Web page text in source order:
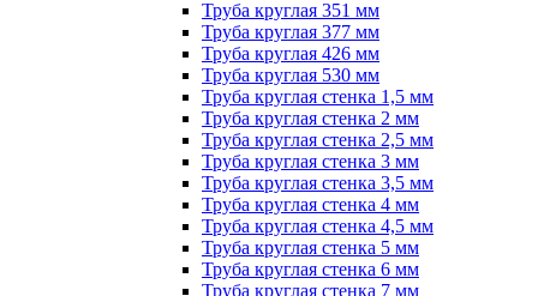
Труба круглая 351 мм
Труба круглая 377 мм
Труба круглая 426 мм
Труба круглая 530 мм
Труба круглая стенка 1,5 мм
Труба круглая стенка 2 мм
Труба круглая стенка 2,5 мм
Труба круглая стенка 3 мм
Труба круглая стенка 3,5 мм
Труба круглая стенка 4 мм
Труба круглая стенка 4,5 мм
Труба круглая стенка 5 мм
Труба круглая стенка 6 мм
Труба круглая стенка 7 мм